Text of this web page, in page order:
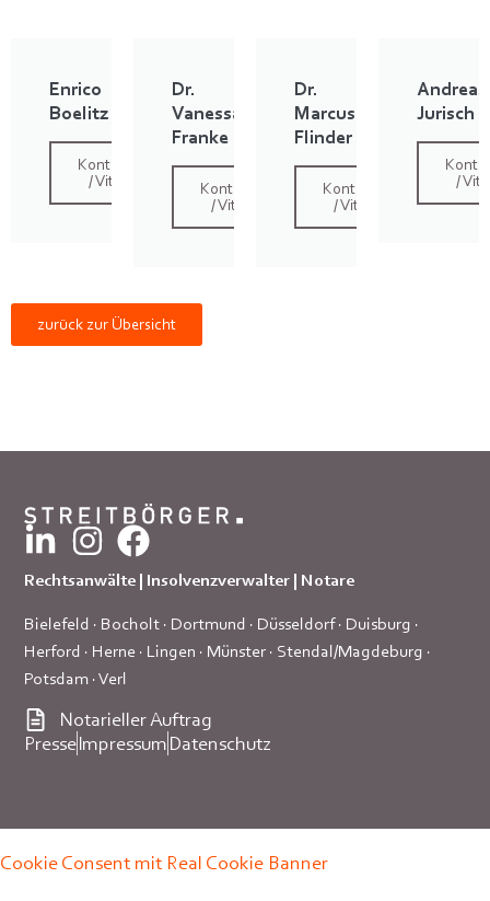
Enrico
Boelitz
Kontakt
/ Vita
Dr.
Vanessa
Franke
Kontakt
/ Vita
Dr.
Marcus
Flinder
Kontakt
/ Vita
Andreas
Jurisch
/ Vita
zurück zur Übersicht
Rechtsanwälte | Insolvenzverwalter | Notare
Bielefeld · Bocholt · Dortmund · Düsseldorf· Duisburg ·
Herford · Herne · Lingen · Münster · Stendal/Magdeburg ·
Potsdam ·Verl
Notarieller Auftrag
PresseImpressumDatenschutz
Cookie Consent mit Real Cookie Banner